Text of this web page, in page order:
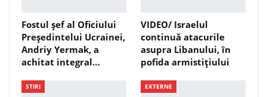
Fostul șef al Oficiului
Președintelui Ucrainei,
Andriy Yermak, a
achitat integral…
VIDEO/ Israelul
continuă atacurile
asupra Libanului, în
pofida armistițiului
STIRI EXTERNE